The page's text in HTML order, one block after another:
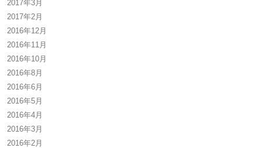
2017年3月
2017年2月
2016年12月
2016年11月
2016年10月
2016年8月
2016年6月
2016年5月
2016年4月
2016年3月
2016年2月